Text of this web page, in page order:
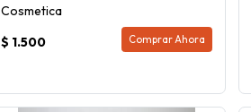
Cosmetica
$ 1.500
Comprar Ahora